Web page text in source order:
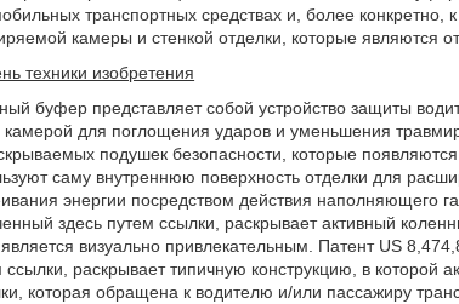
транспортных средствах и, более
камеры и стенкой отделки, которые являются
техники изобретения
буфер представляет собой устройство защиты
камерой для поглощения ударов и уменьшения
подушек безопасности, которые
саму внутреннюю поверхность отделки для
энергии посредством действия наполняющего
здесь путем ссылки, раскрывает активный
визуально привлекательным. Патент US
ссылки, раскрывает типичную конструкцию, в
которая обращена к водителю и/или пассажиру